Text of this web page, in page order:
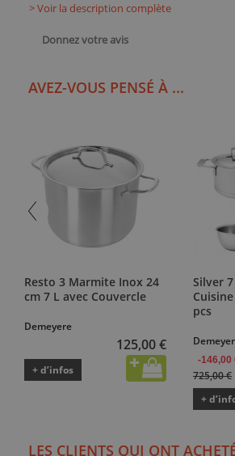
> Voir la description complète
Donnez votre avis
AVEZ-VOUS PENSÉ À ...
Resto 3 Marmite Inox 24
cm 7 L avec Couvercle
Demeyere
125,00 €
+ d’infos
Silver
pcs
-146,00
725,00 €
+
LES CLIENTS QUI ONT